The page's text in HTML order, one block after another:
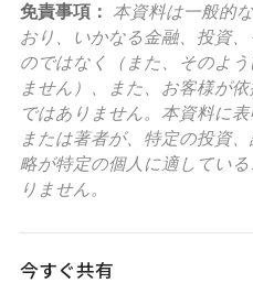
免責事項：
本資料は一般的
おり、いかなる金融、投資
のではなく（また、そのよ
ません）、また、お客様が
ではありません。本資料に
または著者が、特定の投資
略が特定の個人に適してい
りません。
今すぐ共有